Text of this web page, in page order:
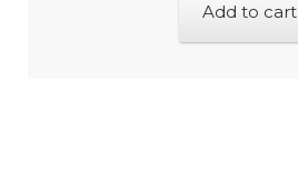
Add to cart